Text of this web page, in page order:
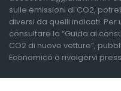
sulle emissioni di CO2,
diversi da quelli indicati.
consultare la “Guida ai
CO2 di nuove vetture”,
Economico o rivolgervi